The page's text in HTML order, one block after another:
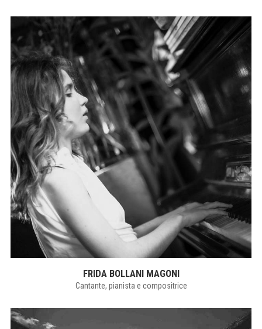
FRIDA BOLLANI MAGONI
Cantante, pianista e compositrice